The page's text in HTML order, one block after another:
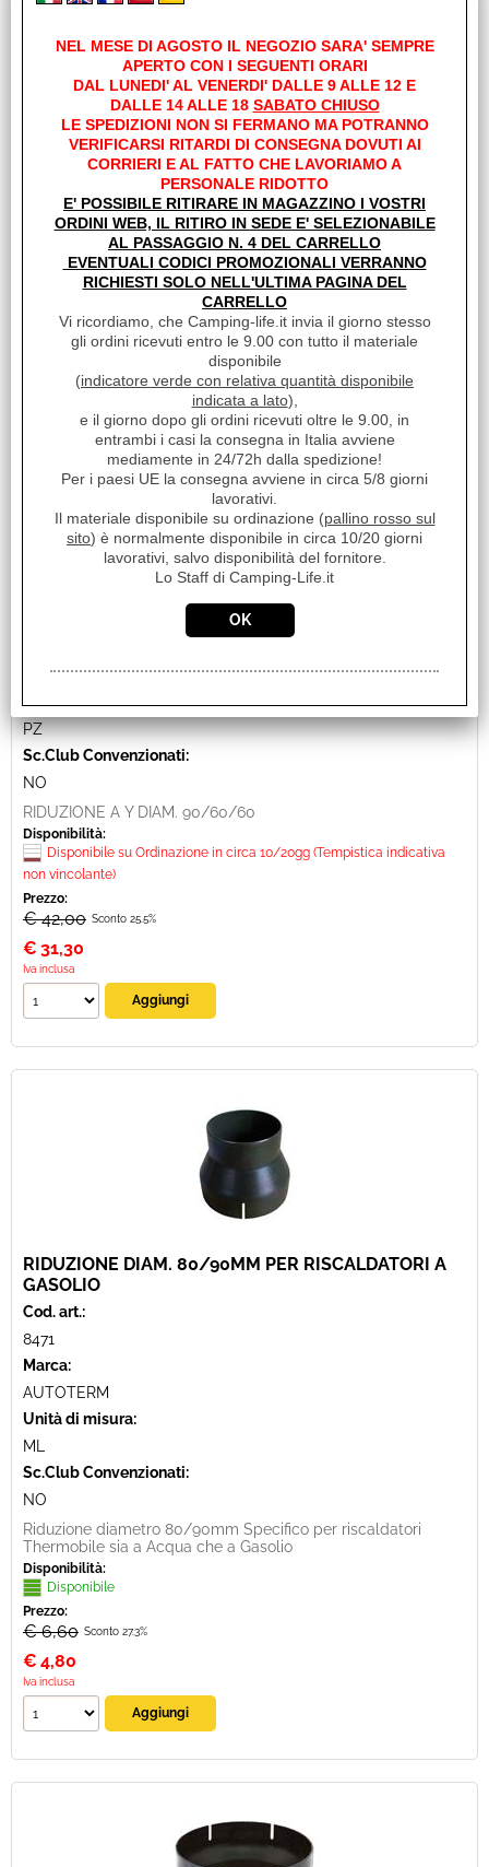
Sc.Club Convenzionati:
RACCORDO CONNETTORE ARIA DRITTO 75MM
Disponibilità:
Disponibile su Ordinazione in circa 10/20gg (Tempistica indicativa
non vincolante)
€ 6,80 Sconto 27.8%
4,90
RIDUZIONE A Y DIAM. 90/60/60 RISCALDATORI A
AUTOTERM
Unità di misura:
PZ
Sc.Club Convenzionati:
NO
RIDUZIONE A Y DIAM. 90/60/60
Disponibilità:
Disponibile su Ordinazione in circa 10/20gg (Tempistica indicativa
non vincolante)
Prezzo:
€ 42,00 Sconto 25.5%
€ 31,30
Iva inclusa
RIDUZIONE DIAM. 80/90MM PER RISCALDATORI A
GASOLIO
Cod. art.:
8471
Marca:
AUTOTERM
Unità di misura:
ML
Sc.Club Convenzionati:
NO
Riduzione diametro 80/90mm Specifico per riscaldatori
Thermobile sia a Acqua che a Gasolio
Disponibilità:
Disponibile
Prezzo:
€ 6,60 Sconto 27.3%
€ 4,80
Iva inclusa
NEL MESE DI AGOSTO IL NEGOZIO SARA' SEMPRE
APERTO CON I SEGUENTI ORARI
DAL LUNEDI' AL VENERDI' DALLE 9 ALLE 12 E
DALLE 14 ALLE 18 SABATO CHIUSO
LE SPEDIZIONI NON SI FERMANO MA POTRANNO
VERIFICARSI RITARDI DI CONSEGNA DOVUTI AI
CORRIERI E AL FATTO CHE LAVORIAMO A
PERSONALE RIDOTTO
E' POSSIBILE RITIRARE IN MAGAZZINO I VOSTRI
ORDINI WEB, IL RITIRO IN SEDE E' SELEZIONABILE
AL PASSAGGIO N. 4 DEL CARRELLO
EVENTUALI CODICI PROMOZIONALI VERRANNO
RICHIESTI SOLO NELL'ULTIMA PAGINA DEL
CARRELLO
Vi ricordiamo, che Camping-life.it invia il giorno stesso
gli ordini ricevuti entro le 9.00 con tutto il materiale
disponibile
(indicatore verde con relativa quantità disponibile
indicata a lato),
e il giorno dopo gli ordini ricevuti oltre le 9.00, in
entrambi i casi la consegna in Italia avviene
mediamente in 24/72h dalla spedizione!
Per i paesi UE la consegna avviene in circa 5/8 giorni
lavorativi.
Il materiale disponibile su ordinazione (pallino rosso sul
sito) è normalmente disponibile in circa 10/20 giorni
lavorativi, salvo disponibilità del fornitore.
Lo Staff di Camping-Life.it